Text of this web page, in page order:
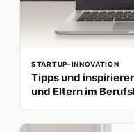
STARTUP-INNOVATION
Tipps und
und Eltern im